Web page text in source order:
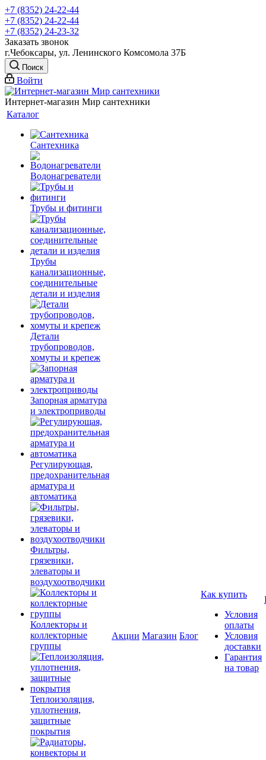
+7 (8352) 24-22-44
+7 (8352) 24-22-44
+7 (8352) 24-23-32
Заказать звонок
г.Чебоксары, ул. Ленинского Комсомола 37Б
Поиск
Войти
Интернет-магазин Мир сантехники
Каталог
Сантехника
Водонагреватели
Трубы и фитинги
Трубы
канализационные,
соединительные
детали и изделия
Детали
трубопроводов,
хомуты и крепеж
Запорная арматура
и электроприводы
Регулирующая,
предохранительная
арматура и
автоматика
Фильтры,
грязевики,
элеваторы и
воздухоотводчики
Коллекторы и
коллекторные
группы
Теплоизоляция,
уплотнения,
защитные
покрытия
Акции Магазин Блог
Как купить
Условия
оплаты
Условия
доставки
Гарантия
на товар